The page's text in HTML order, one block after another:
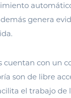
genera
con un
son de libre
el trabajo